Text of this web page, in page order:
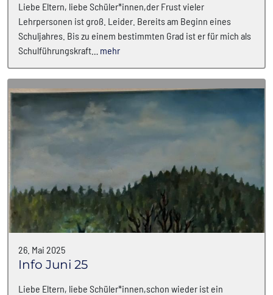
Liebe Eltern, liebe Schüler*innen,der Frust vieler
Lehrpersonen ist groß. Leider. Bereits am Beginn eines
Schuljahres. Bis zu einem bestimmten Grad ist er für mich als
Schulführungskraft… mehr
26. Mai 2025
Info Juni 25
Liebe Eltern, liebe Schüler*innen,schon wieder ist ein